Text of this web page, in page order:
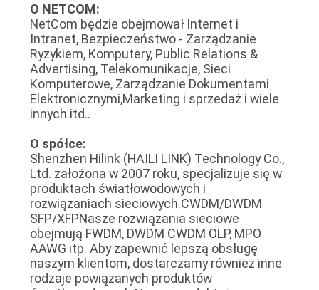
SITEMAP
POLITYKA
PRYWATNOŚCI
O NETCOM:
NetCom będzie obejmował Internet i
Intranet, Bezpieczeństwo - Zarządzanie
Ryzykiem, Komputery, Public Relations &
Advertising, Telekomunikacje, Sieci
Komputerowe, Zarządzanie Dokumentami
Elektronicznymi,Marketing i sprzedaż i wiele
innych itd..
O spółce:
Shenzhen Hilink (HAILI LINK) Technology Co.,
Ltd. założona w 2007 roku, specjalizuje się w
produktach światłowodowych i
rozwiązaniach sieciowych.CWDM/DWDM
SFP/XFPNasze rozwiązania sieciowe
obejmują FWDM, DWDM CWDM OLP, MPO
AAWG itp. Aby zapewnić lepszą obsługę
naszym klientom, dostarczamy również inne
rodzaje powiązanych produktów